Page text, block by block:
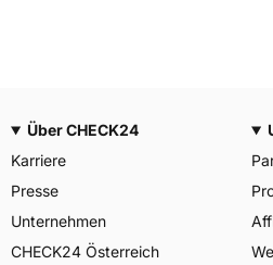
Über CHECK24
Karriere
Presse
Unternehmen
CHECK24 Österreich